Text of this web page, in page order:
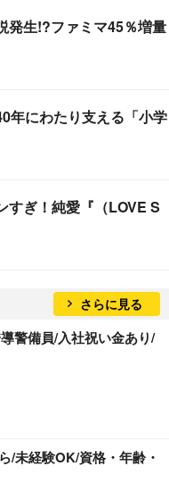
発生!?ファミマ45％増量
年にわたり支える「小学
すぎ！純愛『（LOVE S
さらに見る
警備員/入社祝い金あり/
/未経験OK/資格・年齢・